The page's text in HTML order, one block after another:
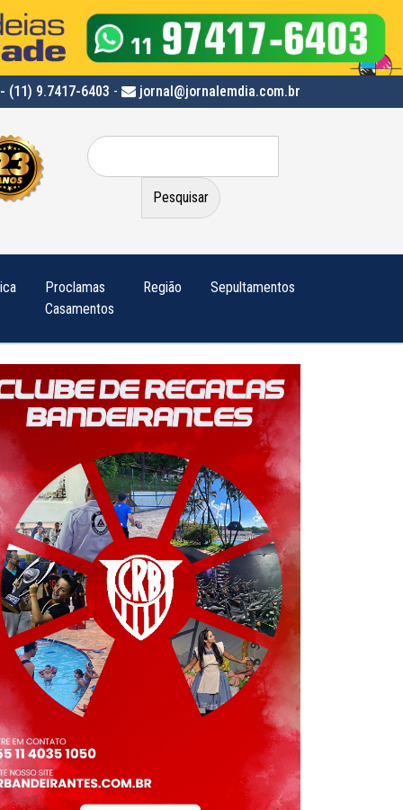
(11) 9.7417-6403 - jornal@jornalemdia.com.br
Pesquisar
por:
Proclamas
Casamentos
Região Sepultamentos